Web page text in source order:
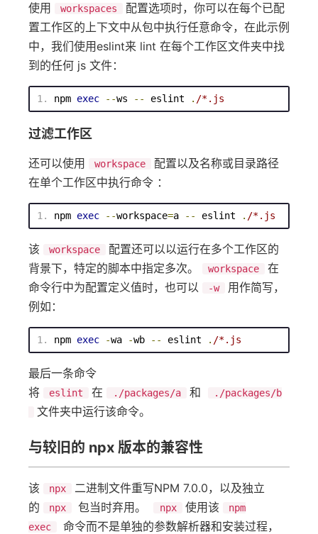
使用 workspaces
配置选项时，你可以在每个已配
置工作区的上下文中从包中执行任意命令，在此示例
中，我们使用eslint来 lint 在每个工作区文件夹中找
到的任何 js 文件：
npm exec --ws -- eslint . /*.js
过滤工作区
还可以使用 workspace
配置以及名称或目录路径
在单个工作区中执行命令 ：
npm exec --workspace=a -- eslint . /*.js
该 workspace
配置还可以以运行在多个工作区的
背景下，特定的脚本中指定多次。
workspace
在
命令行中为配置定义值时，也可以
-w
用作简写，
例如：
npm exec -wa -wb -- eslint . /*.js
最后一条命令
将
eslint 在 ./packages/a 和 ./packages/b
文件夹中运行该命令。
与较旧的 npx 版本的兼容性
该 npx
二进制文件重写NPM 7.0.0，以及独立
的
npx 包当时弃用。 npx 使用该
npm
exec
命令而不是单独的参数解析器和安装过程，